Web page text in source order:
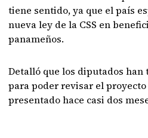
tiene sentido, ya que el país
nueva ley de la CSS en
panameños.
Detalló que los diputados
para poder revisar el
presentado hace casi dos